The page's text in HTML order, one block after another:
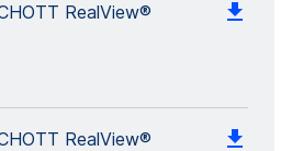
RealView®
RealView®